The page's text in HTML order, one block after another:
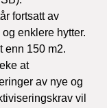
fortsatt av
enklere hytter.
enn 150 m2.
at
av nye og
vil